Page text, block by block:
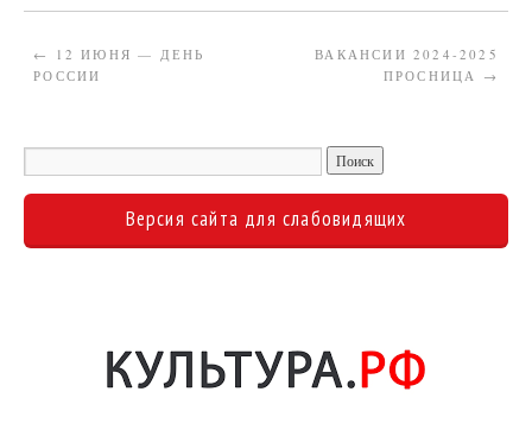
←
12 ИЮНЯ — ДЕНЬ
РОССИИ
ВАКАНСИИ 2024-2025
ПРОСНИЦА →
Версия сайта для слабовидящих